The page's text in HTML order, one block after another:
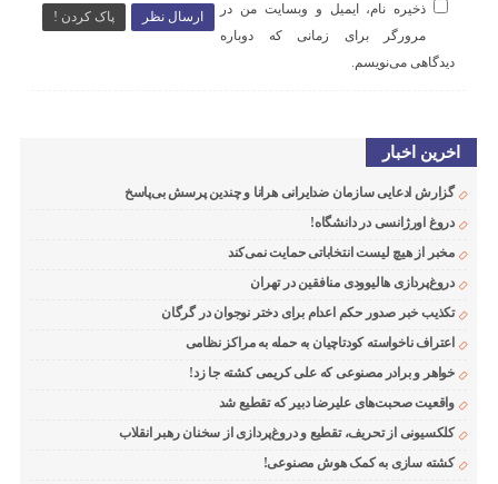
ارسال نظر پاک کردن !
ذخیره نام، ایمیل و وبسایت من در
مرورگر برای زمانی که دوباره
دیدگاهی می‌نویسم.
اخرین اخبار
گزارش ادعایی سازمان ضدایرانی هرانا و چندین پرسش بی‌پاسخ
دروغ اورژانسی در دانشگاه!
مخبر از هیچ لیست انتخاباتی حمایت نمی‌کند
دروغ‌پردازی هالیوودی منافقین در تهران
تکذیب خبر صدور حکم اعدام برای دختر نوجوان در گرگان
اعتراف ناخواسته کودتاچیان به حمله به مراکز نظامی
خواهر و برادر مصنوعی که علی کریمی کشته جا زد!
واقعیت صحبت‌های علیرضا دبیر که تقطیع شد
کلکسیونی از تحریف، تقطیع و دروغ‌پردازی از سخنان رهبر انقلاب
کشته سازی به کمک هوش مصنوعی!